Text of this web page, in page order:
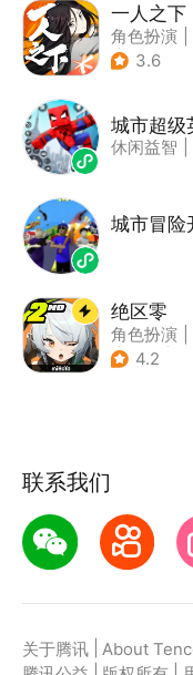
一人之下
角色扮演
| 一人之下
3.6
城市超级
休闲益智
城市冒险
绝区零
角色扮演
| 冒险
4.2
联系我们
关于腾讯 About